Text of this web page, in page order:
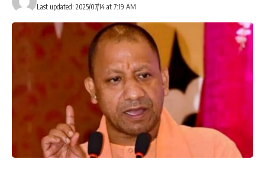
Last updated: 2025/07/14 at 7:19 AM